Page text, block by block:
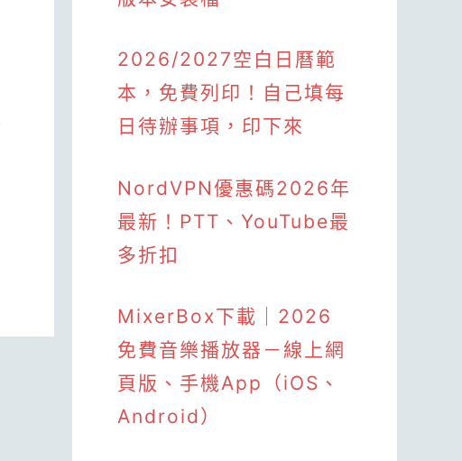
2026/2027空白日曆範
本，免費列印！自己填每
日待辦事項，印下來
NordVPN優惠碼2026年
最新！PTT、YouTube最
多折扣
MixerBox下載｜2026
免費音樂播放器－線上網
頁版、手機App（iOS、
Android）